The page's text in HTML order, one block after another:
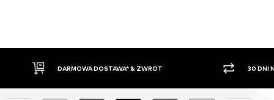
DARMOWA DOSTAWA* & ZWROT 30 DNI